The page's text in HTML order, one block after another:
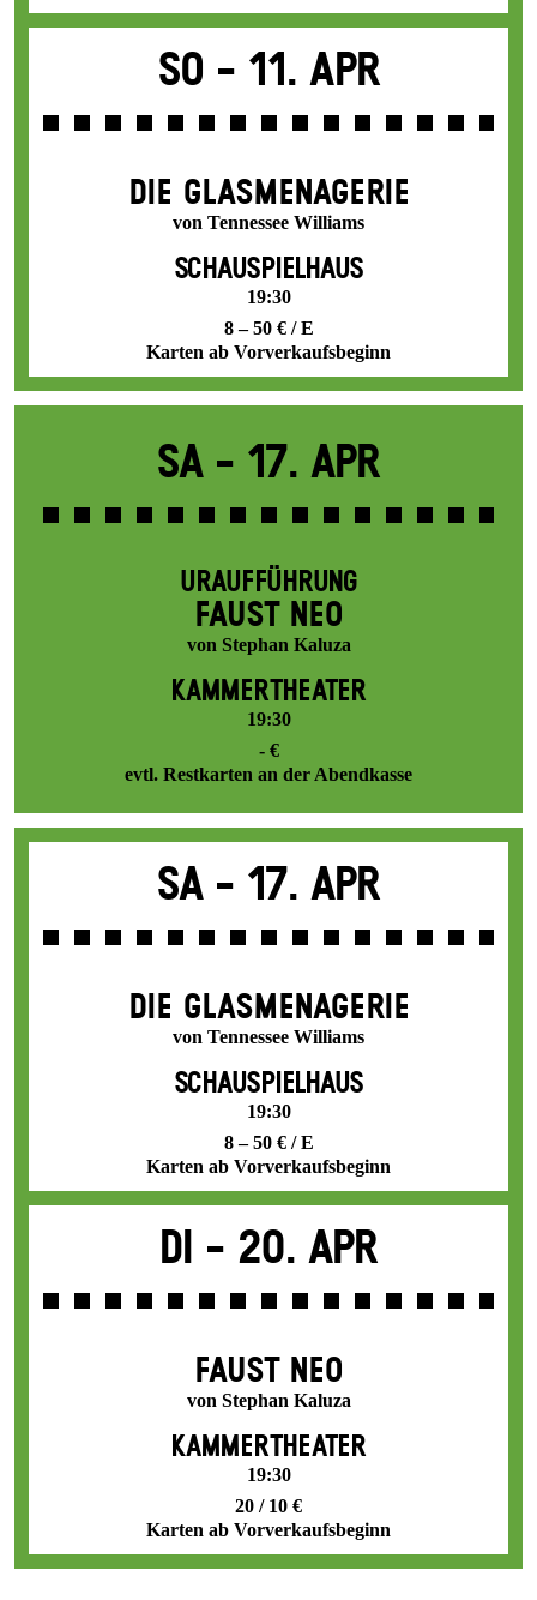
So - 11. Apr
DIE GLAS­MENAGERIE
von Tennessee Williams
SCHAUSPIELHAUS
19:30
8 – 50 € / E
Karten ab Vorverkaufsbeginn
Sa - 17. Apr
URAUFFÜHRUNG
FAUST NEO
von Stephan Kaluza
KAMMERTHEATER
19:30
- €
evtl. Restkarten an der Abendkasse
Sa - 17. Apr
DIE GLAS­MENAGERIE
von Tennessee Williams
SCHAUSPIELHAUS
19:30
8 – 50 € / E
Karten ab Vorverkaufsbeginn
Di - 20. Apr
FAUST NEO
von Stephan Kaluza
KAMMERTHEATER
19:30
20 / 10 €
Karten ab Vorverkaufsbeginn